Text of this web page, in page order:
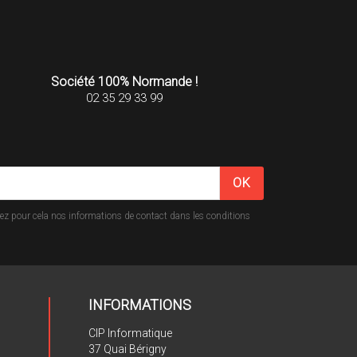
Société 100% Normande !
02 35 29 33 99
pour cela nos informations de contact dans les conditions
INFORMATIONS
CIP Informatique
37 Quai Bérigny